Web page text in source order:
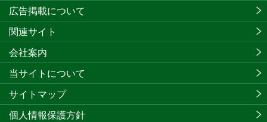
広告掲載について
関連サイト
会社案内
当サイトについて
サイトマップ
個人情報保護方針